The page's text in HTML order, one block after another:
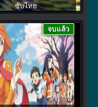
ซับไทย
จบแล้ว